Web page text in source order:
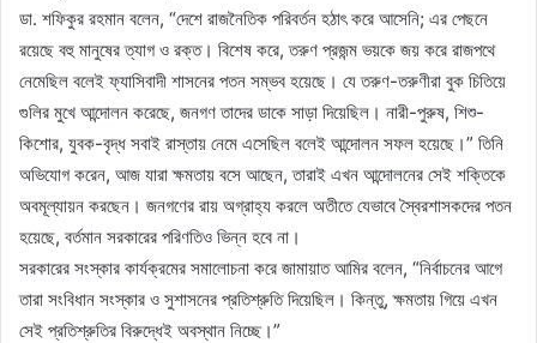
ডা. শফিকুর রহমান বলেন, “দেশে রাজনৈতিক পরিবর্তন হঠাৎ করে আসেনি; এর পেছনে
রয়েছে বহু মানুষের ত্যাগ ও রক্ত। বিশেষ করে, তরুণ প্রজন্ম ভয়কে জয় করে রাজপথে
নেমেছিল বলেই ফ্যাসিবাদী শাসনের পতন সম্ভব হয়েছে। যে তরুণ-তরুণীরা বুক চিতিয়ে
গুলির মুখে আন্দোলন করেছে, জনগণ তাদের ডাকে সাড়া দিয়েছিল। নারী-পুরুষ, শিশু-
কিশোর, যুবক-বৃদ্ধ সবাই রাস্তায় নেমে এসেছিল বলেই আন্দোলন সফল হয়েছে।” তিনি
অভিযোগ করেন, আজ যারা ক্ষমতায় বসে আছেন, তারাই এখন আন্দোলনের সেই শক্তিকে
অবমূল্যায়ন করছেন। জনগণের রায় অগ্রাহ্য করলে অতীতে যেভাবে স্বৈরশাসকদের পতন
হয়েছে, বর্তমান সরকারের পরিণতিও ভিন্ন হবে না।
সরকারের সংস্কার কার্যক্রমের সমালোচনা করে জামায়াত আমির বলেন, “নির্বাচনের আগে
তারা সংবিধান সংস্কার ও সুশাসনের প্রতিশ্রুতি দিয়েছিল। কিন্তু, ক্ষমতায় গিয়ে এখন
সেই প্রতিশ্রুতির বিরুদ্ধেই অবস্থান নিচ্ছে।”